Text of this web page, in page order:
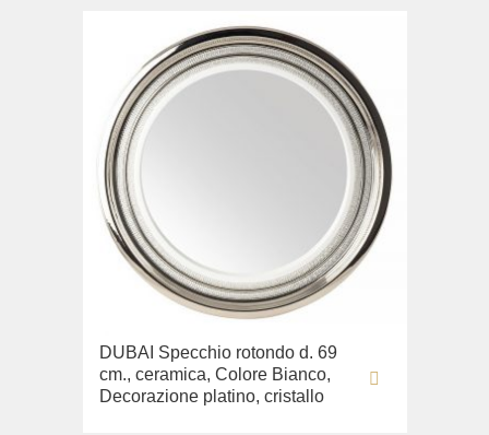
DUBAI Specchio rotondo d. 69
cm., ceramica, Colore Bianco,
Decorazione platino, cristallo